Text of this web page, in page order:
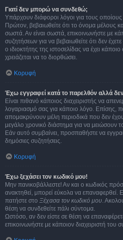
Γιατί δεν μπορώ να συνδεθώ;
Υπάρχουν διάφοροι λόγοι για τους
Πρώτον, βεβαιωθείτε ότι το όνομα μέλους
σωστά. Αν είναι σωστά, επικοινωνήστε με
συζητήσεων για να βεβαιωθείτε ότι δεν
ο ιδιοκτήτης της ιστοσελίδας να έχει
χρειάζεται να το διορθώσει.
Κορυφή
Έχω εγγραφεί κατά το παρελθόν αλλά
Είναι πιθανό κάποιος διαχειριστής να
λογαριασμό σας για κάποιο λόγο. Επίσης,
απομακρύνουν μέλη περιοδικά που δεν
μεγάλο χρονικό διάστημα για να μειώσουν
Εάν αυτό συμβαίνει, προσπαθήστε να
δημόσιες συζητήσεις.
Κορυφή
Έχω ξεχάσει τον κωδικό μου!
Μην πανικοβάλλεστε! Αν και ο κωδικός
ανακτηθεί, μπορεί εύκολα να επαναφερθεί.
πατήστε στο Ξέχασα τον κωδικό μου.
θέση να συνδεθείτε πάλι σύντομα.
Ωστόσο, αν δεν είστε σε θέση να
επικοινωνήστε με κάποιον διαχειριστή του